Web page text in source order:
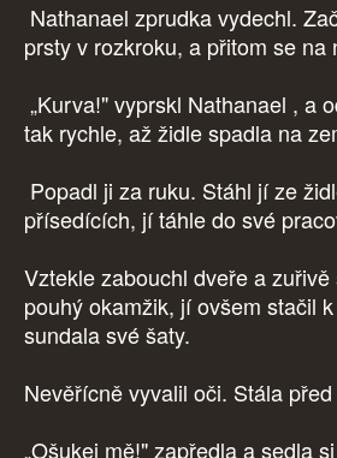
Nathanael zprudka vydechl.
prsty v rozkroku, a přitom se na
„Kurva!" vyprskl Nathanael , a
tak rychle, až židle spadla na
Popadl ji za ruku. Stáhl jí ze
přísedících, jí táhle do své
Vztekle zabouchl dveře a
pouhý okamžik, jí ovšem stačil
sundala své šaty.
Nevěřícně vyvalil oči. Stála
„Ošukej mě!" zapředla a sedla